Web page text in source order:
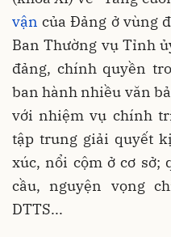
vận của Đảng ở vùng
Ban Thường vụ Tỉnh
đảng, chính quyền
ban hành nhiều văn
với nhiệm vụ chính
tập trung giải quyết
xúc, nổi cộm ở cơ sở;
cầu, nguyện vọng
DTTS...